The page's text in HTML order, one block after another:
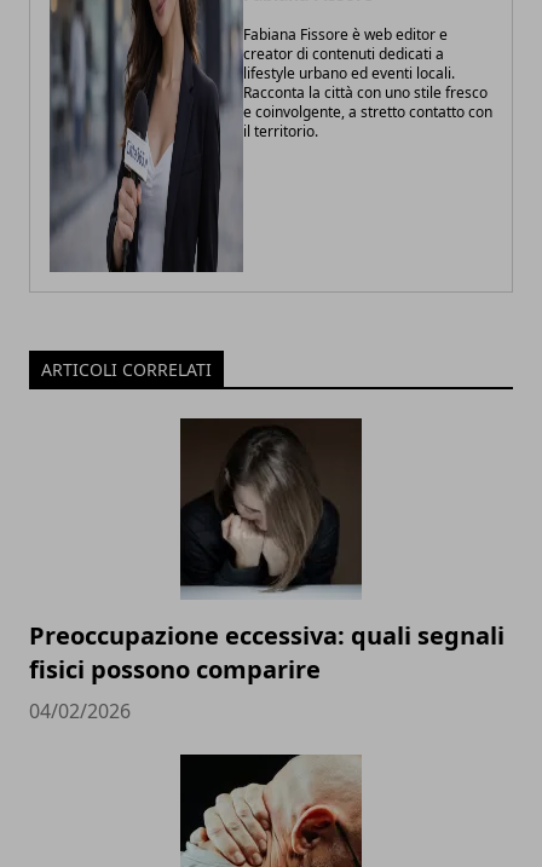
Fabiana Fissore è web editor e
creator di contenuti dedicati a
lifestyle urbano ed eventi locali.
Racconta la città con uno stile fresco
e coinvolgente, a stretto contatto con
il territorio.
ARTICOLI CORRELATI
Preoccupazione eccessiva: quali segnali
fisici possono comparire
04/02/2026